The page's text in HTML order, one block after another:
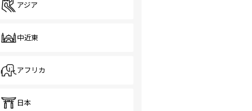
アジア
中近東
アフリカ
日本